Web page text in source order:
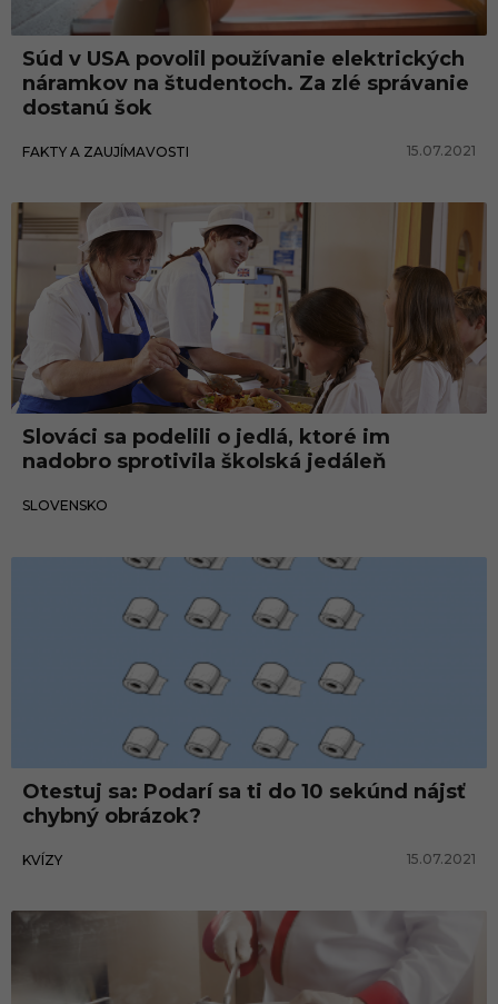
Súd v USA povolil používanie elektrických
náramkov na študentoch. Za zlé správanie
dostanú šok
FAKTY A ZAUJÍMAVOSTI 15.07.2021
Slováci sa podelili o jedlá, ktoré im
nadobro sprotivila školská jedáleň
SLOVENSKO
Slovensko
Otestuj sa: Podarí sa ti do 10 sekúnd nájsť
chybný obrázok?
KVÍZY 15.07.2021